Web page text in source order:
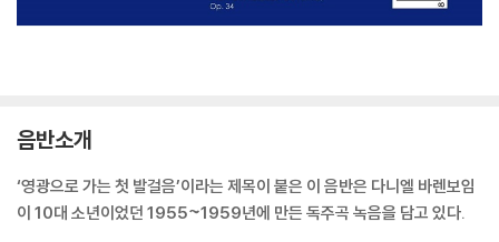
음반소개
‘영광으로 가는 첫 발걸음’이라는 제목이 붙은 이 음반은 다니엘 바렌보임
이 10대 소년이었던 1955~1959년에 만든 독주곡 녹음을 담고 있다.